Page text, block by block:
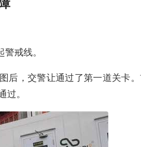
戒线。
后，交警让通过了第一道关卡
过。